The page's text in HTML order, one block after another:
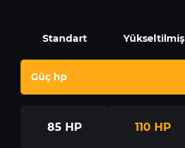
Standart Yükseltilmiş
Güç hp
85 HP 110 HP